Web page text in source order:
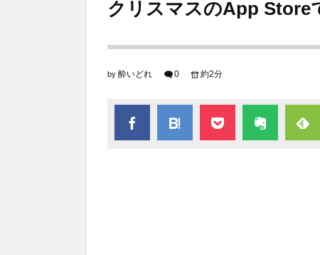
クリスマスのApp Store
by 酔いどれ 0 約2分